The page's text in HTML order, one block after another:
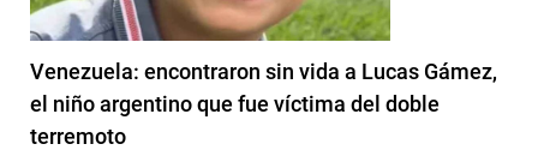
Venezuela: encontraron sin vida a Lucas Gámez,
el niño argentino que fue víctima del doble
terremoto